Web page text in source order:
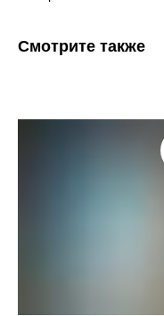
Смотрите также